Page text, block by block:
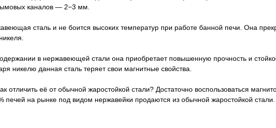
каналов — 2−3 мм.
сталь и не боится высоких температур при работе банной печи. Она
в нержавеющей стали она приобретает повышенную прочность и
никелю данная сталь теряет свои магнитные свойства.
отличить её от обычной жаростойкой стали? Достаточно воспользоваться
печей на рынке под видом нержавейки продаются из обычной жаростойкой